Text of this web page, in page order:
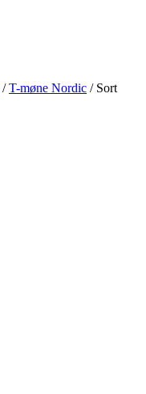
/ T-møne Nordic / Sort